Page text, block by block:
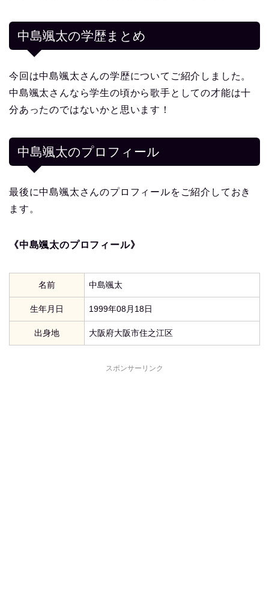
中島颯太の学歴まとめ
今回は中島颯太さんの学歴についてご紹介しました。
中島颯太さんなら学生の頃から歌手としての才能は十
分あったのではないかと思います！
中島颯太のプロフィール
最後に中島颯太さんのプロフィールをご紹介しておき
ます。
《中島颯太のプロフィール》
名前 中島颯太
生年月日 1999年08月18日
出身地 大阪府大阪市住之江区
スポンサーリンク